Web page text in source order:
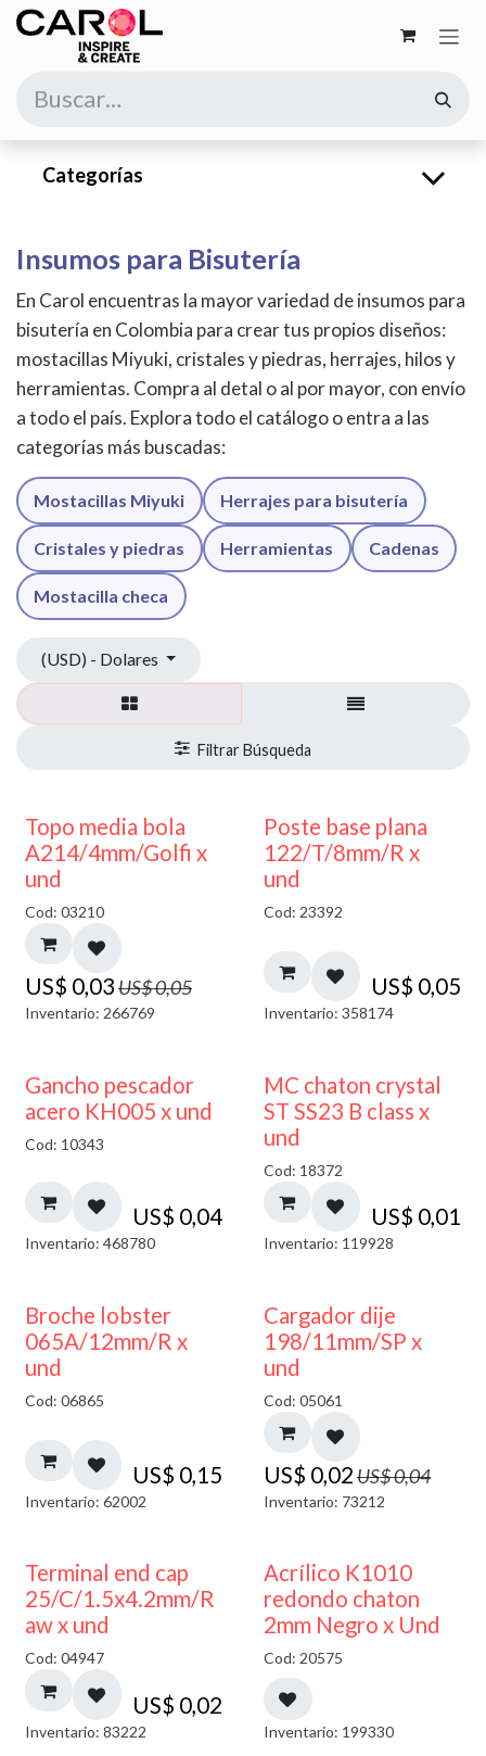
Ir al contenido
Categorías
Insumos para Bisutería
En Carol encuentras la mayor variedad de insumos para
bisutería en Colombia para crear tus propios diseños:
mostacillas Miyuki, cristales y piedras, herrajes, hilos y
herramientas. Compra al detal o al por mayor, con envío
a todo el país. Explora todo el catálogo o entra a las
categorías más buscadas:
Mostacillas Miyuki Herrajes para bisutería
Cristales y piedras Herramientas Cadenas
Mostacilla checa
(USD) - Dolares
40% DESCUENTO
Topo media bola
A214/4mm/Golfi x
und
Cod: 03210
US$ 0,03US$0,05
Inventario: 266769
Poste base plana
122/T/8mm/R x
und
Cod: 23392
US$ 0,05
Inventario: 358174
Gancho pescador
acero KH005 x und
Cod: 10343
US$ 0,04
Inventario: 468780
MC chaton crystal
ST SS23 B class x
und
Cod: 18372
US$ 0,01
Inventario: 119928
Broche lobster
065A/12mm/R x
und
Cod: 06865
US$ 0,15
Inventario: 62002
50% DESCUENTO
Cargador dije
198/11mm/SP x
und
Cod: 05061
US$ 0,02US$0,04
Inventario: 73212
Terminal end cap
25/C/1.5x4.2mm/R
aw x und
Cod: 04947
US$ 0,02
Inventario: 83222
50% DESCUENTO
Acrílico K1010
redondo chaton
2mm Negro x Und
Cod: 20575
Inventario: 199330